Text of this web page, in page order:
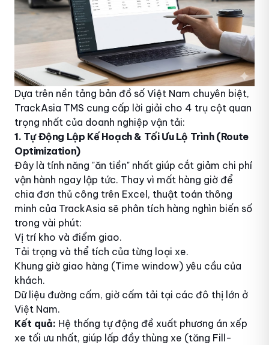
Dựa trên nền tảng bản đồ số Việt Nam chuyên biệt,
TrackAsia TMS cung cấp lời giải cho 4 trụ cột quan
trọng nhất của doanh nghiệp vận tải:
1. Tự Động Lập Kế Hoạch & Tối Ưu Lộ Trình (Route
Optimization)
Đây là tính năng "ăn tiền" nhất giúp cắt giảm chi phí
vận hành ngay lập tức. Thay vì mất hàng giờ để
chia đơn thủ công trên Excel, thuật toán thông
minh của TrackAsia sẽ phân tích hàng nghìn biến số
trong vài phút:
Vị trí kho và điểm giao.
Tải trọng và thể tích của từng loại xe.
Khung giờ giao hàng (Time window) yêu cầu của
khách.
Dữ liệu đường cấm, giờ cấm tải tại các đô thị lớn ở
Việt Nam.
Kết quả: Hệ thống tự động đề xuất phương án xếp
xe tối ưu nhất, giúp lấp đầy thùng xe (tăng Fill-